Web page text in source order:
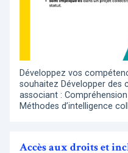
Développez vos
souhaitez Développer des
associant :
Méthodes d’intelligence
Accès aux droits et